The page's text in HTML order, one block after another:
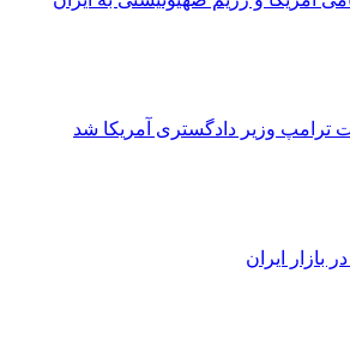
ترامپ وزیر دادگستری آمریکا شد
بازار ایران